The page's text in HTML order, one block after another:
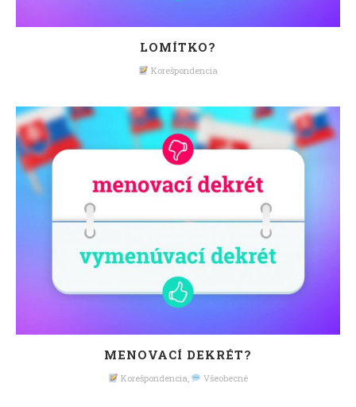
LOMÍTKO?
Korešpondencia
MENOVACÍ DEKRÉT?
Korešpondencia Všeobecné